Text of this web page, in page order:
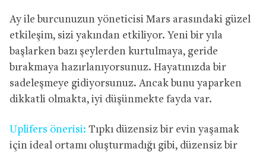
Ay ile burcunuzun yöneticisi Mars arasındaki güzel
etkileşim, sizi yakından etkiliyor. Yeni bir yıla
başlarken bazı şeylerden kurtulmaya, geride
bırakmaya hazırlanıyorsunuz. Hayatınızda bir
sadeleşmeye gidiyorsunuz. Ancak bunu yaparken
dikkatli olmakta, iyi düşünmekte fayda var.
Uplifers önerisi: Tıpkı düzensiz bir evin yaşamak
için ideal ortamı oluşturmadığı gibi, düzensiz bir